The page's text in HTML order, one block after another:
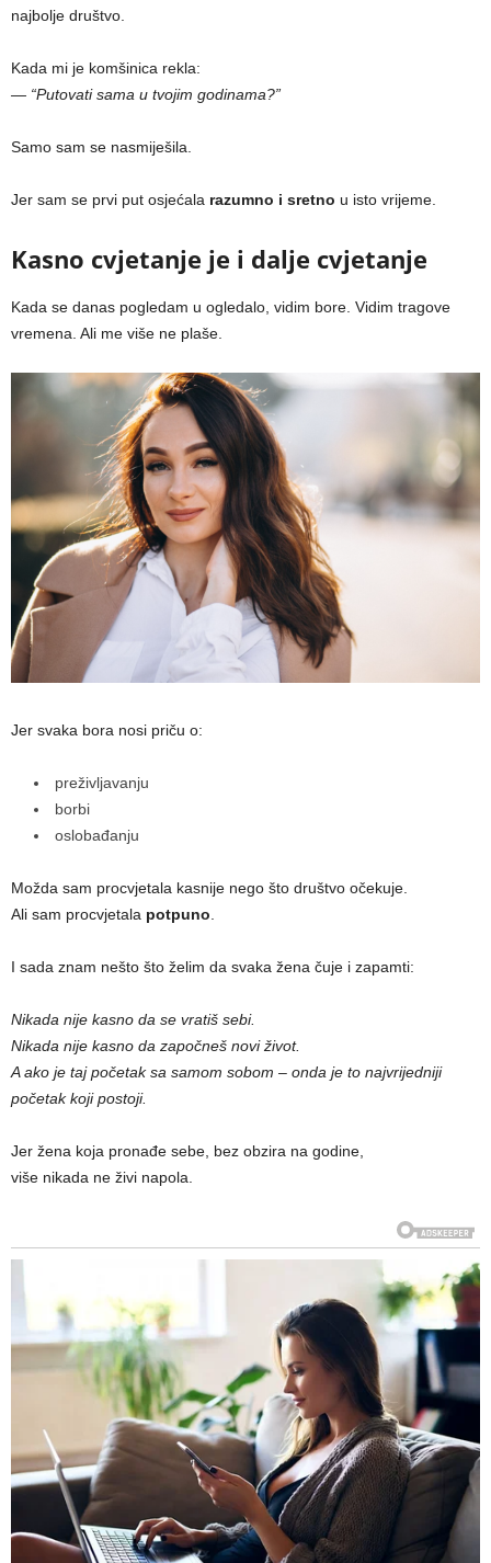
najbolje društvo.
Kada mi je komšinica rekla:
— “Putovati sama u tvojim godinama?”
Samo sam se nasmiješila.
Jer sam se prvi put osjećala razumno i sretno u isto vrijeme.
Kasno cvjetanje je i dalje cvjetanje
Kada se danas pogledam u ogledalo, vidim bore. Vidim tragove
vremena. Ali me više ne plaše.
Jer svaka bora nosi priču o:
preživljavanju
borbi
oslobađanju
Možda sam procvjetala kasnije nego što društvo očekuje.
Ali sam procvjetala potpuno
I sada znam nešto što želim da svaka žena čuje i zapamti:
Nikada nije kasno da se vratiš sebi.
Nikada nije kasno da započneš novi život.
A ako je taj početak sa samom sobom – onda je to najvrijedniji
početak koji postoji.
Jer žena koja pronađe sebe, bez obzira na godine,
više nikada ne živi napola.